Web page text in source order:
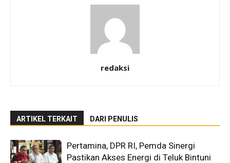
redaksi
ARTIKEL TERKAIT DARI PENULIS
Pertamina, DPR RI, Pemda Sinergi
Pastikan Akses Energi di Teluk Bintuni